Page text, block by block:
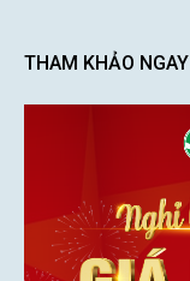
THAM KHẢO NGAY